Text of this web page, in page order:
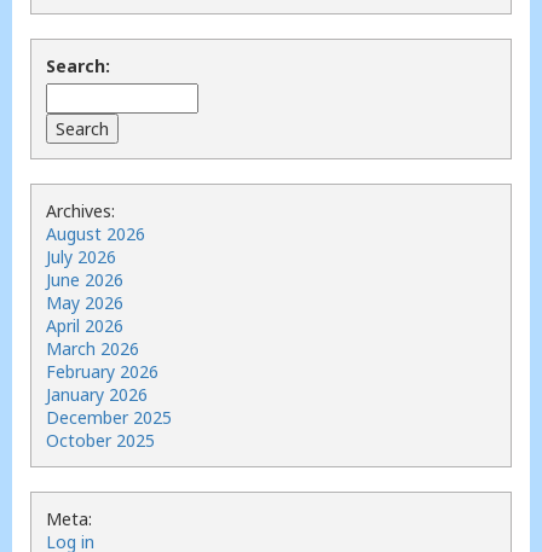
Search:
Archives:
August 2026
July 2026
June 2026
May 2026
April 2026
March 2026
February 2026
January 2026
December 2025
October 2025
Meta:
Log in